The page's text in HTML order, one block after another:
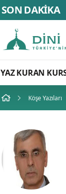
SON DAKİKA
YAZ KURAN
Köşe Yazıları